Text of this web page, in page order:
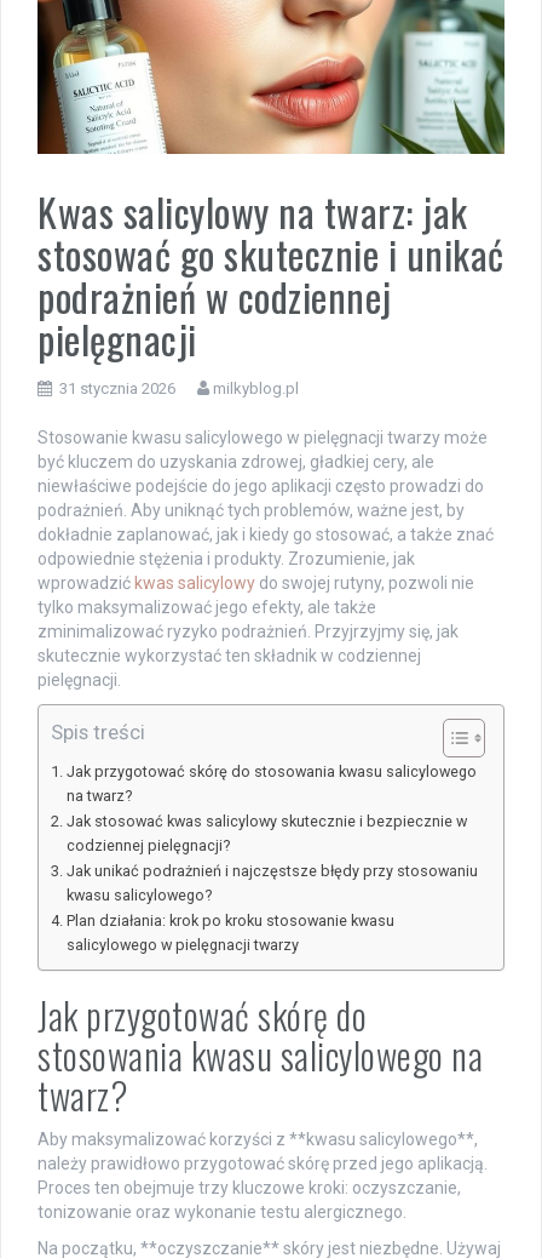
Kwas salicylowy na twarz: jak
stosować go skutecznie i unikać
podrażnień w codziennej
pielęgnacji
31 stycznia 2026 milkyblog.pl
Stosowanie kwasu salicylowego w pielęgnacji twarzy może
być kluczem do uzyskania zdrowej, gładkiej cery, ale
niewłaściwe podejście do jego aplikacji często prowadzi do
podrażnień. Aby uniknąć tych problemów, ważne jest, by
dokładnie zaplanować, jak i kiedy go stosować, a także znać
odpowiednie stężenia i produkty. Zrozumienie, jak
wprowadzić kwas salicylowy do swojej rutyny, pozwoli nie
tylko maksymalizować jego efekty, ale także
zminimalizować ryzyko podrażnień. Przyjrzyjmy się, jak
skutecznie wykorzystać ten składnik w codziennej
pielęgnacji.
Spis treści
Jak przygotować skórę do stosowania kwasu salicylowego
na twarz?
Jak stosować kwas salicylowy skutecznie i bezpiecznie w
codziennej pielęgnacji?
Jak unikać podrażnień i najczęstsze błędy przy stosowaniu
kwasu salicylowego?
Plan działania: krok po kroku stosowanie kwasu
salicylowego w pielęgnacji twarzy
Jak przygotować skórę do
stosowania kwasu salicylowego na
twarz?
Aby maksymalizować korzyści z **kwasu salicylowego**,
należy prawidłowo przygotować skórę przed jego aplikacją.
Proces ten obejmuje trzy kluczowe kroki: oczyszczanie,
tonizowanie oraz wykonanie testu alergicznego.
Na początku, **oczyszczanie** skóry jest niezbędne. Używaj